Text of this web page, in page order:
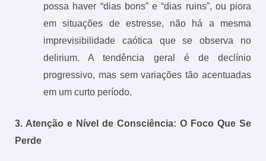
possa haver “dias bons” e “dias ruins”, ou piora
em situações de estresse, não há a mesma
imprevisibilidade caótica que se observa no
delirium. A tendência geral é de declínio
progressivo, mas sem variações tão acentuadas
em um curto período.
3. Atenção e Nível de Consciência: O Foco Que Se
Perde